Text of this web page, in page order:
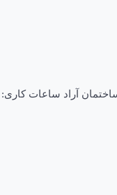
شماره نظام : ۵۰۶۳۰ آدرس: کرمان –